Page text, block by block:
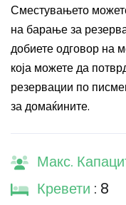
Сместувањето
на барање за
добиете одговор на
која можете да
резервации по
за домаќините.
Макс.
Кревети : 8